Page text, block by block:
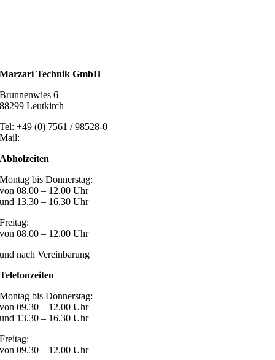
Marzari Technik GmbH
Brunnenwies 6
88299 Leutkirch
Tel: +49 (0) 7561 / 98528-0
Mail:
Abholzeiten
Montag bis Donnerstag:
von 08.00 – 12.00 Uhr
und 13.30 – 16.30 Uhr
Freitag:
von 08.00 – 12.00 Uhr
und nach Vereinbarung
Telefonzeiten
Montag bis Donnerstag:
von 09.30 – 12.00 Uhr
und 13.30 – 16.30 Uhr
Freitag:
von 09.30 – 12.00 Uhr